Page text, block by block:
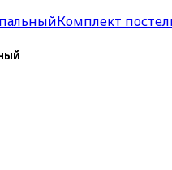
Комплект